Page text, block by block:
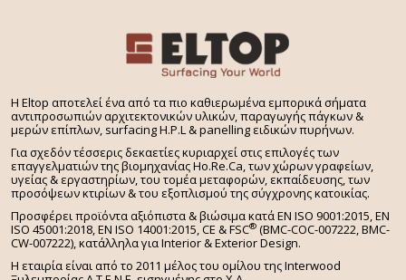
H Eltop αποτελεί ένα από τα πιο καθιερωμένα εμπορικά σήματα
αντιπροσωπιών αρχιτεκτονικών υλικών, παραγωγής πάγκων &
μερών επίπλων, surfacing H.P.L & panelling ειδικών πυρήνων.
Για σχεδόν τέσσερις δεκαετίες κυριαρχεί στις επιλογές των
επαγγελματιών της βιομηχανίας Ho.Re.Ca, των χώρων γραφείων,
υγείας & εργαστηρίων, του τομέα μεταφορών, εκπαίδευσης, των
προσόψεων κτιρίων & του εξοπλισμού της σύγχρονης κατοικίας.
Προσφέρει προϊόντα αξιόπιστα & βιώσιμα κατά EN ISO 9001:2015, EN
ISO 45001:2018, EN ISO 14001:2015,CE & FSC® (BMC-COC-007222, BMC-
CW-007222), κατάλληλα για Interior & Exterior Design.
Η εταιρία είναι από το 2011 μέλος του ομίλου της Interwood